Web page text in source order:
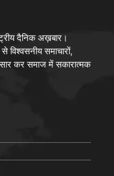
दैनिक अख़बार।
समाचारों,
कर समाज में सकारात्मक